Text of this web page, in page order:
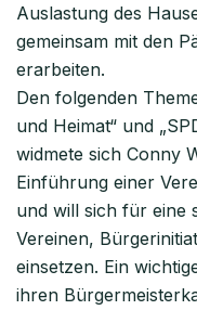
Auslastung des
gemeinsam mit den
erarbeiten.
Den folgenden
und Heimat“ und
widmete sich Conny
Einführung einer
und will sich für eine
Vereinen,
einsetzen. Ein
ihren